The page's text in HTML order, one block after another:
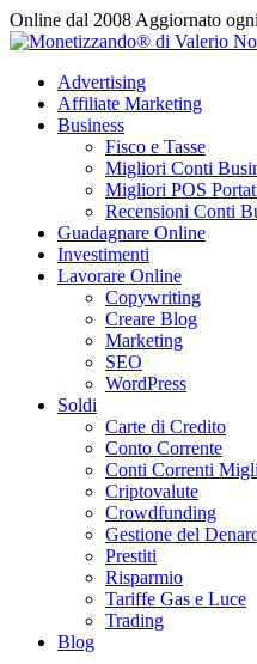
Vai
al
Online dal 2008 Aggiornato
Advertising
Affiliate Marketing
Business
Fisco e Tasse
Migliori Conti
Migliori POS
Recensioni Conti
Guadagnare Online
Investimenti
Lavorare Online
Copywriting
Creare Blog
Marketing
SEO
WordPress
Soldi
Carte di Credito
Conto Corrente
Conti Correnti
Criptovalute
Crowdfunding
Gestione del
Prestiti
Risparmio
Tariffe Gas e Luce
Trading
Blog